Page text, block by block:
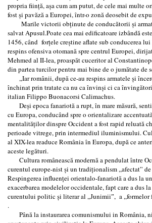
propria fiinţă, aşa cum am putut, de cele mai multe
fost şi pavăză a Europei, într-o zonă deosebit de
Marile victorii obţinute de conducătorii şi
salvat Apusul.Poate cea mai edificatoare izbândă
1456, când forţele creştine aflate sub conducerea lui
respins ofensiva otomană spre centrul Europei,
Mehmed al II-lea, proaspăt cuceritor al
din partea turcilor pentru mai bine de o jumătate de
,,Iar românii, după ce-au respins armatele şi
închinat prin tratate ca nu ca învinşi ci ca
italian Filippo Buonacorsi Calimachus.
Deşi epoca fanariotă a rupt, în mare măsură,
cu Europa, conducând spre o orientalizare
mentalităţilor dinspre Occident a fost rapid reluată
perioade vitrege, prin intermediul iluminismului.
al XIX-lea readuce România în Europa, după ce
aceste legături.
Cultura românească modernă a pendulat între
curentul europe-nist şi un tradiţionalism ,,afectat”
Respingerea influenţei orientalo-fanariotă a dus la
exacerbarea modelelor occidentale, fapt care a dus
curentului politic şi literar al ,,Junimiiˮ, a ,,formelor
.
Până la instaurarea comunismului in România,